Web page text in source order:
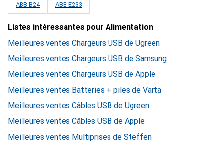
ABB B24 ABB E233
Listes intéressantes pour Alimentation
Meilleures ventes Chargeurs USB de Ugreen
Meilleures ventes Chargeurs USB de Samsung
Meilleures ventes Chargeurs USB de Apple
Meilleures ventes Batteries + piles de Varta
Meilleures ventes Câbles USB de Ugreen
Meilleures ventes Câbles USB de Apple
Meilleures ventes Multiprises de Steffen